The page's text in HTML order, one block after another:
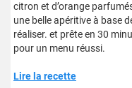
citron et d’orange
une belle apéritive à base
réaliser. et prête en 30
pour un menu réussi.
Lire la recette